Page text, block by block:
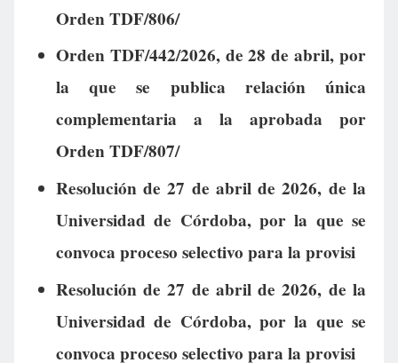
Orden TDF/806/
Orden TDF/442/2026, de 28 de abril, por
la que se publica relación única
complementaria a la aprobada por
Orden TDF/807/
Resolución de 27 de abril de 2026, de la
Universidad de Córdoba, por la que se
convoca proceso selectivo para la provisi
Resolución de 27 de abril de 2026, de la
Universidad de Córdoba, por la que se
convoca proceso selectivo para la provisi